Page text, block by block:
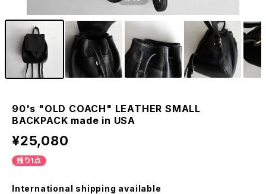
90's "OLD COACH" LEATHER SMALL
BACKPACK made in USA
¥25,080
残り1点
International shipping available